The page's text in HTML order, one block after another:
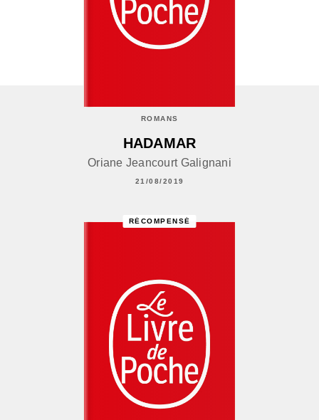
ROMANS
HADAMAR
Oriane Jeancourt Galignani
21/08/2019
RÉCOMPENSÉ